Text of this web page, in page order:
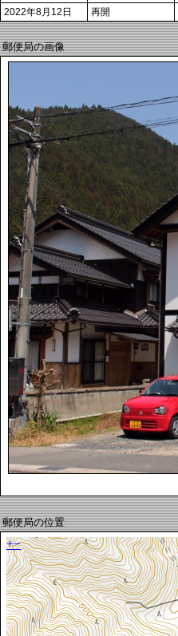
2022年8月12日
再開
郵便局の画像
郵便局の位置